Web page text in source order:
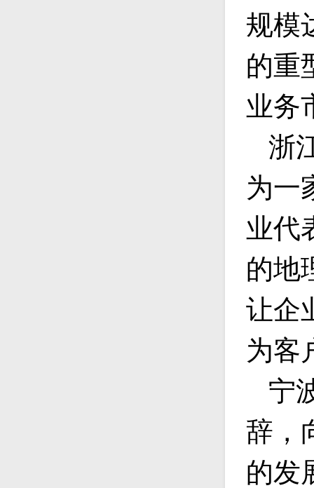
规模
的重
业务
浙
为一
业代
的地
让企
为客
宁
辞，
的发